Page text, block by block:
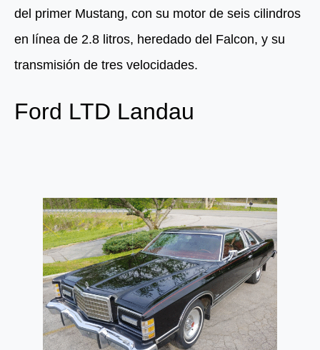
del primer Mustang, con su motor de seis cilindros
en línea de 2.8 litros, heredado del Falcon, y su
transmisión de tres velocidades.
Ford LTD Landau